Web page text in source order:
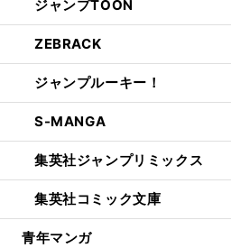
ジャンプTOON
ZEBRACK
ジャンプルーキー！
S-MANGA
集英社ジャンプリミックス
集英社コミック文庫
青年マンガ